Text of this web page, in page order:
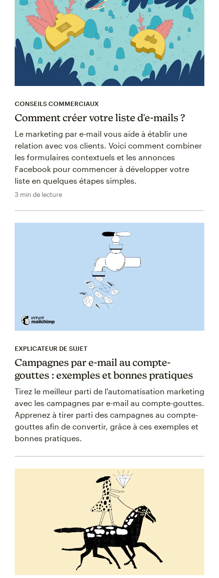
CONSEILS COMMERCIAUX
Comment créer votre liste d'e-mails ?
Le marketing par e-mail vous aide à établir une
relation avec vos clients. Voici comment combiner
les formulaires contextuels et les annonces
Facebook pour commencer à développer votre
liste en quelques étapes simples.
3 min de lecture
EXPLICATEUR DE SUJET
Campagnes par e-mail au compte-
gouttes : exemples et bonnes pratiques
Tirez le meilleur parti de l'automatisation marketing
avec les campagnes par e-mail au compte-gouttes.
Apprenez à tirer parti des campagnes au compte-
gouttes afin de convertir, grâce à ces exemples et
bonnes pratiques.